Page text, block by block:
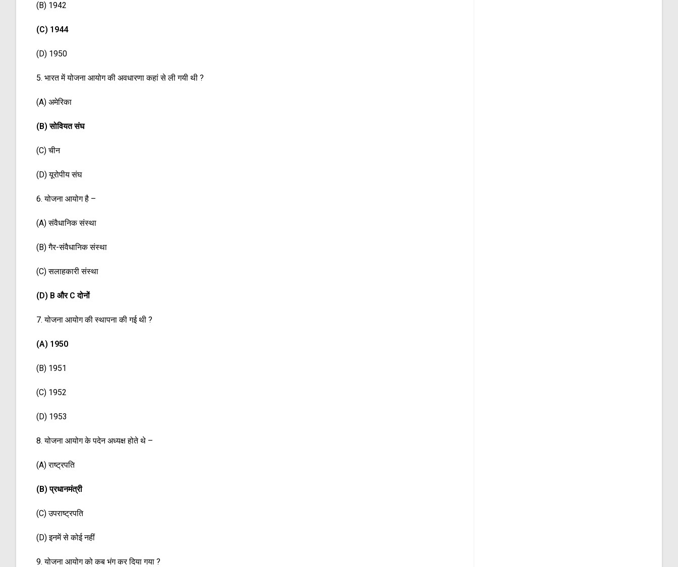
(B) 1942
(C) 1944
(D) 1950
5. भारत में योजना आयोग की अवधारणा कहां से ली गयी थी ?
(A) अमेरिका
(B) सोवियत संघ
(C) चीन
(D) यूरोपीय संघ
6. योजना आयोग है –
(A) संवैधानिक संस्था
(B) गैर-संवैधानिक संस्था
(C) सलाहकारी संस्था
(D) B और C दोनों
7. योजना आयोग की स्थापना की गई थी ?
(A) 1950
(B) 1951
(C) 1952
(D) 1953
8. योजना आयोग के पदेन अध्यक्ष होते थे –
(A) राष्ट्रपति
(B) प्रधानमंत्री
(C) उपराष्ट्रपति
(D) इनमें से कोई नहीं
9. योजना आयोग को कब भंग कर दिया गया ?